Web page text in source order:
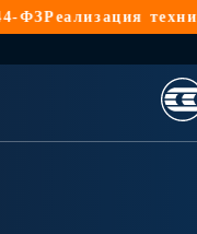
техники